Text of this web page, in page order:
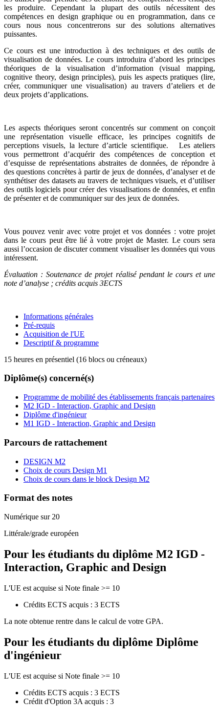
les produire. Cependant la plupart des outils nécessitent des
compétences en design graphique ou en programmation, dans ce
cours nous nous concentrerons sur des solutions alternatives
puissantes.
Ce cours est une introduction à des techniques et des outils de
visualisation de données. Le cours introduira d’abord les principes
théoriques de la visualisation d’information (visual mapping,
cognitive theory, design principles), puis les aspects pratiques (lire,
créer, communiquer une visualisation) au travers d’ateliers et de
deux projets d’applications.
Les aspects théoriques seront concentrés sur comment on conçoit
une représentation visuelle efficace, les principes cognitifs de
perceptions visuels, la lecture d’article scientifique. Les ateliers
vous permettront d’acquérir des compétences de conception et
d’esquisse de représentations abstraites de données, de répondre à
des questions concrètes à partir de jeux de données, d’analyser et de
synthétiser des datasets au travers de techniques visuels, et d’utiliser
des outils logiciels pour créer des visualisations de données, et enfin
de présenter et de communiquer sur des jeux de données.
Vous pouvez venir avec votre projet et vos données : votre projet
dans le cours peut être lié à votre projet de Master. Le cours sera
aussi l’occasion de discuter comment visualiser les données qui vous
intéressent.
Évaluation : Soutenance de projet réalisé pendant le cours et une
note d’analyse ; crédits acquis 3ECTS
Informations générales
Pré-requis
Acquisition de l'UE
Descriptif & programme
15 heures en présentiel (16 blocs ou créneaux)
Diplôme(s) concerné(s)
Programme de mobilité des établissements français partenaires
M2 IGD - Interaction, Graphic and Design
Diplôme d'ingénieur
M1 IGD - Interaction, Graphic and Design
Parcours de rattachement
DESIGN M2
Choix de cours Design M1
Choix de cours dans le block Design M2
Format des notes
Numérique sur 20
Littérale/grade européen
Pour les étudiants du diplôme M2 IGD -
Interaction, Graphic and Design
L'UE est acquise si Note finale >= 10
Crédits ECTS acquis : 3 ECTS
La note obtenue rentre dans le calcul de votre GPA.
Pour les étudiants du diplôme Diplôme
d'ingénieur
L'UE est acquise si Note finale >= 10
Crédits ECTS acquis : 3 ECTS
Crédit d'Option 3A acquis : 3